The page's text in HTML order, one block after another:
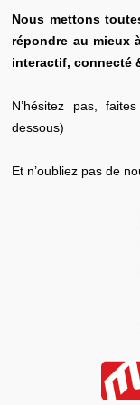
Nous mettons
répondre au mieux
interactif, connecté
N’hésitez pas,
dessous)
Et n’oubliez pas de